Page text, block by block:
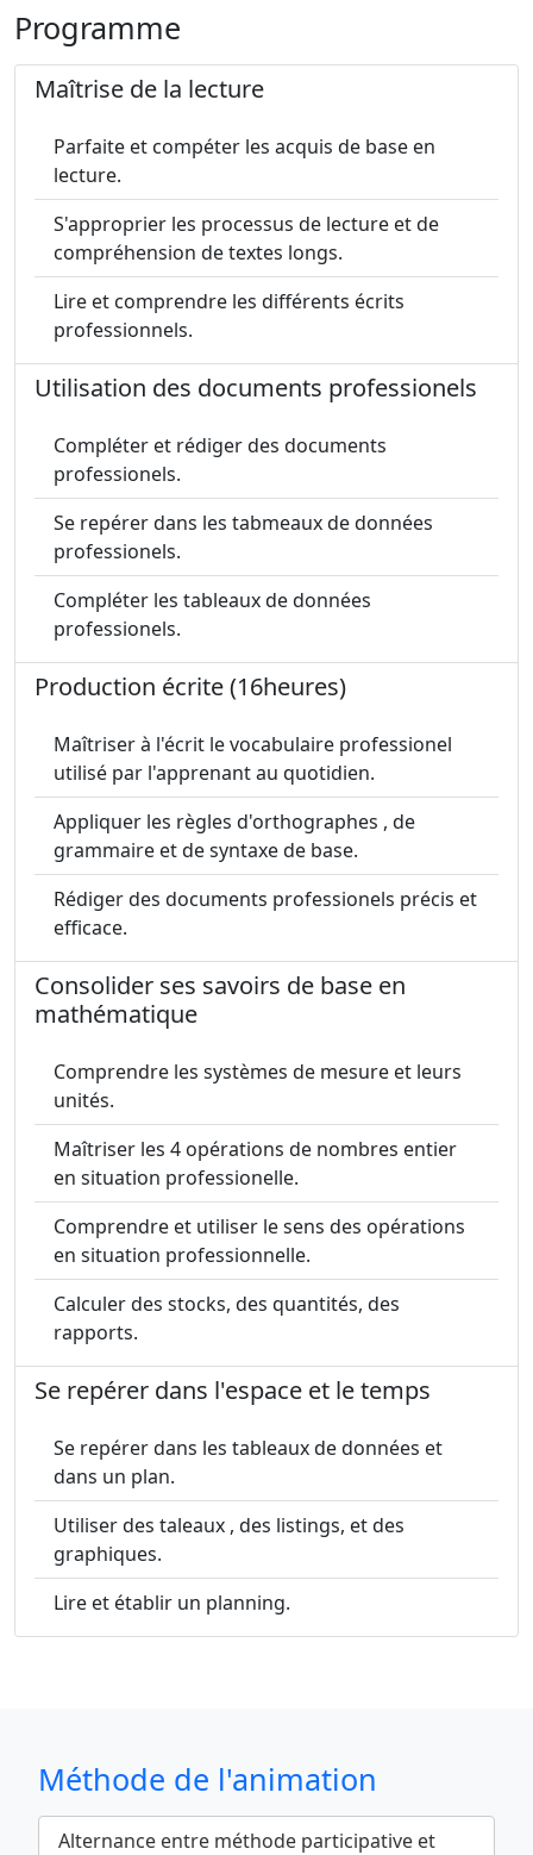
Programme
Maîtrise de la lecture
Parfaite et compéter les acquis de base en
lecture.
S'approprier les processus de lecture et de
compréhension de textes longs.
Lire et comprendre les différents écrits
professionnels.
Utilisation des documents professionels
Compléter et rédiger des documents
professionels.
Se repérer dans les tabmeaux de données
professionels.
Compléter les tableaux de données
professionels.
Production écrite (16heures)
Maîtriser à l'écrit le vocabulaire professionel
utilisé par l'apprenant au quotidien.
Appliquer les règles d'orthographes , de
grammaire et de syntaxe de base.
Rédiger des documents professionels précis et
efficace.
Consolider ses savoirs de base en
mathématique
Comprendre les systèmes de mesure et leurs
unités.
Maîtriser les 4 opérations de nombres entier
en situation professionelle.
Comprendre et utiliser le sens des opérations
en situation professionnelle.
Calculer des stocks, des quantités, des
rapports.
Se repérer dans l'espace et le temps
Se repérer dans les tableaux de données et
dans un plan.
Utiliser des taleaux , des listings, et des
graphiques.
Lire et établir un planning.
Méthode de l'animation
Alternance entre méthode participative et